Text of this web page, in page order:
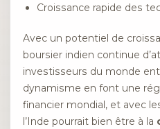
Croissance rapide des
Avec un potentiel de
boursier indien continue
investisseurs du monde
dynamisme en font une
financier mondial, et avec
l’Inde pourrait bien être à la